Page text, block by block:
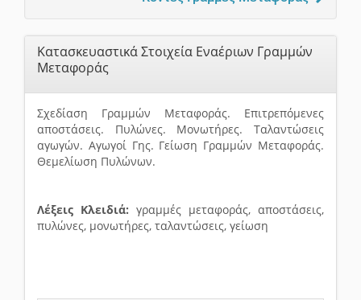
Κατασκευαστικά Στοιχεία Εναέριων Γραμμών
Μεταφοράς
Σχεδίαση Γραμμών Μεταφοράς. Eπιτρεπόμενες
αποστάσεις. Πυλώνες. Μονωτήρες. Ταλαντώσεις
αγωγών. Αγωγοί Γης. Γείωση Γραμμών Μεταφοράς.
Θεμελίωση Πυλώνων.
Λέξεις Κλειδιά: γραμμές μεταφοράς, αποστάσεις,
πυλώνες, μονωτήρες, ταλαντώσεις, γείωση